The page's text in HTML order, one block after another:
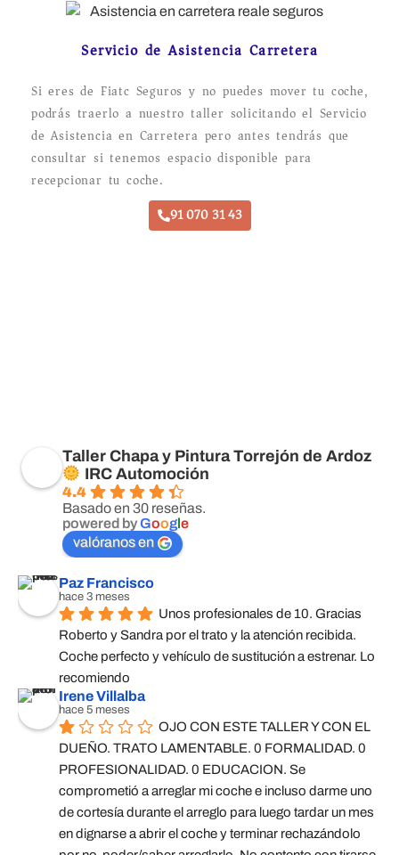
Servicio de Asistencia Carretera
Si eres de Fiatc Seguros y no puedes mover tu coche,
podrás traerlo a nuestro taller solicitando el Servicio
de Asistencia en Carretera pero antes tendrás que
consultar si tenemos espacio disponible para
recepcionar tu coche.
91 070 31 43
Taller Chapa y Pintura Torrejón de Ardoz
IRC Automoción
4.4
Basado en 30 reseñas.
powered byGoogle
valóranos en
Paz Francisco
hace 3 meses
Unos profesionales de 10. Gracias
Roberto y Sandra por el trato y la atención recibida.
Coche perfecto y vehículo de sustitución a estrenar. Lo
recomiendo
Irene Villalba
hace 5 meses
OJO CON ESTE TALLER Y CON EL
DUEÑO. TRATO LAMENTABLE. 0 FORMALIDAD. 0
PROFESIONALIDAD. 0 EDUCACION. Se
comprometió a arreglar mi coche e incluso darme uno
de cortesía durante el arreglo para luego tardar un mes
en dignarse a abrir el coche y terminar rechazándolo